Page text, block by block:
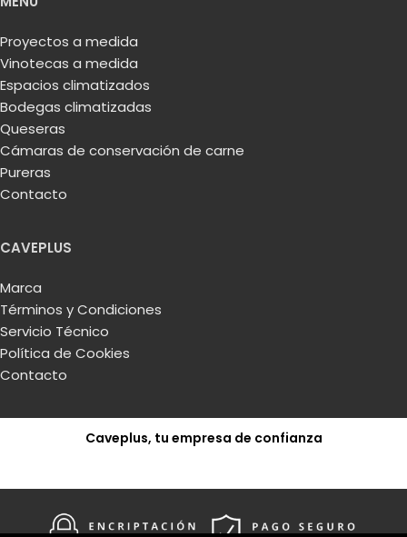
Proyectos a medida
Vinotecas a medida
Espacios climatizados
Bodegas climatizadas
Queseras
Cámaras de conservación de carne
Pureras
Contacto
CAVEPLUS
Marca
Términos y Condiciones
Servicio Técnico
Política de Cookies
Contacto
Caveplus, tu empresa de confianza